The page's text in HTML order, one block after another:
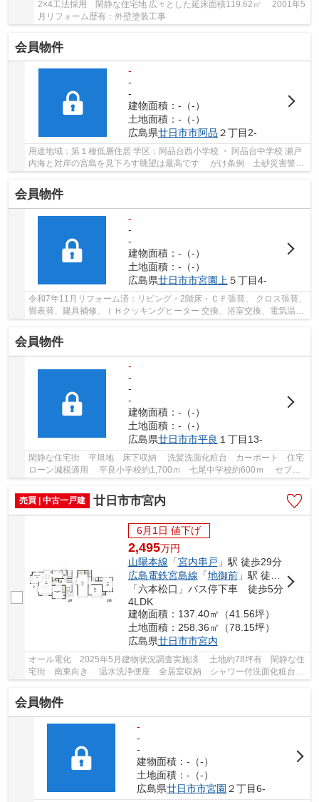
2×4工法採用 閑静な住宅地 広々とした延床面積119.62㎡ 2001年5
月リフォーム歴有：外壁塗装工事
会員物件
-
-
-
建物面積：-（-）
土地面積：-（-）
広島県廿日市市阿品 ２丁目2-
用途地域：第１種低層住居 学区：阿品台西小学校 ・ 阿品台中学校 瀬戸
内海と対岸の宮島を見下ろす眺望は最高です がけ条例 土砂災害警戒
会員物件
-
-
-
建物面積：-（-）
土地面積：-（-）
広島県廿日市市宮園上５丁目4-
令和7年11月リフォーム済：リビング・2階床・ＣＦ張替、 クロス張替、
畳表替、建具補修、ＩＨクッキングヒーター 交換、浴室交換、電気温水
会員物件
-
-
-
-
建物面積：-（-）
土地面積：-（-）
広島県廿日市市平良 １丁目13-
閑静な住宅街 平坦地 床下収納 洗髪洗面化粧台 カーポート 住宅
ローン減税適用 平良小学校約1,700ｍ 七尾中学校約600ｍ セブン
売買 | 中古一戸建
廿日市市宮内
6月1日 値下げ
2,495万円
山陽本線 「宮内串戸 」駅 徒歩29分
広島電鉄宮島線 「地御前」駅 徒歩25分
「六本松口」バス停下車 徒歩5分
4LDK
建物面積：137.40㎡（41.56坪）
土地面積：258.36㎡（78.15坪）
広島県廿日市市宮内
オール電化 2025年5月建物状況調査実施済 土地約78坪有 閑静な住
宅街 南東向き 温水洗浄便座 全居室収納 シャワー付洗面化粧台
会員物件
-
-
-
建物面積：-（-）
土地面積：-（-）
広島県廿日市市宮園 ２丁目6-